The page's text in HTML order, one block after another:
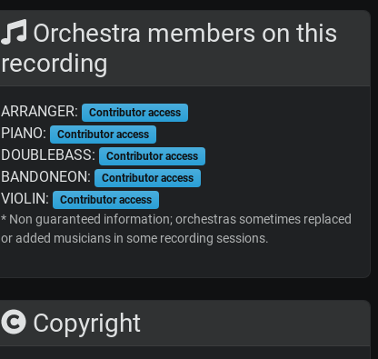
Orchestra members on this
recording
ARRANGER: Contributor access
PIANO: Contributor access
DOUBLEBASS: Contributor access
BANDONEON: Contributor access
VIOLIN: Contributor access
* Non guaranteed information; orchestras sometimes replaced
or added musicians in some recording sessions.
Copyright